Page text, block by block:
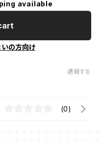
available
の方向け
通報する
(0)